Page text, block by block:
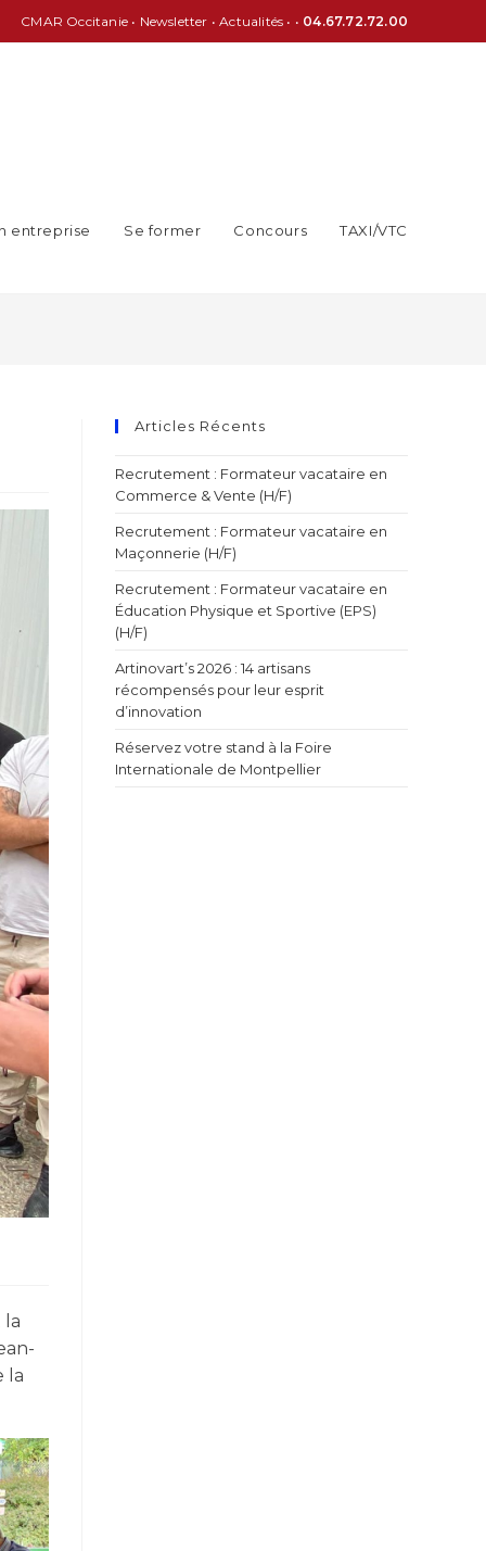
CMAR Occitanie• Newsletter •Actualités • • 04.67.72.72.00
entreprise Se former Concours TAXI/VTC
la
la
Articles Récents
Recrutement : Formateur vacataire en
Commerce & Vente (H/F)
Recrutement : Formateur vacataire en
Maçonnerie (H/F)
Recrutement : Formateur vacataire en
Éducation Physique et Sportive (EPS)
(H/F)
Artinovart’s 2026 : 14 artisans
récompensés pour leur esprit
d’innovation
Réservez votre stand à la Foire
Internationale de Montpellier